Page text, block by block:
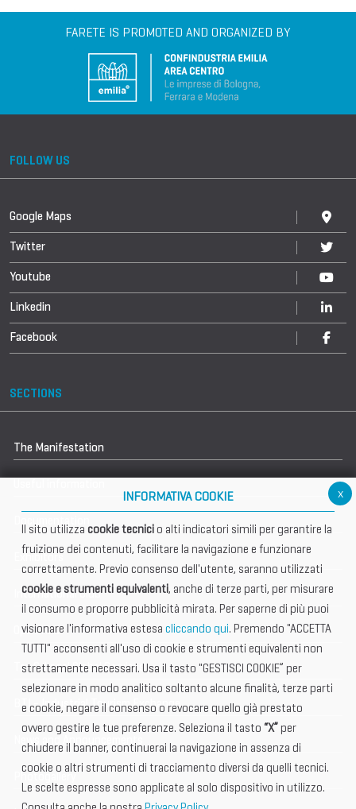
FARETE IS PROMOTED AND ORGANIZED BY
FOLLOW US
Google Maps
Twitter
Youtube
Linkedin
Facebook
SECTIONS
The Manifestation
Exhibitors
International Club
Open Hub
Tax & Legal Global Services
BTI - Industrial Tourism Exchange
News and Announcements
Photogallery
x
INFORMATIVA COOKIE
Il sito utilizza cookie tecnicio alti indicatori simili per garantire la
fruizione dei contenuti, facilitare la navigazione e funzionare
correttamente. Previo consenso dell'utente, saranno utilizzati
cookie e strumenti equivalenti, anche di terze parti, per misurare
il consumo e proporre pubblicità mirata. Per saperne di più puoi
visionare l'informativa estesa cliccando qui. Premendo "ACCETTA
TUTTI" acconsenti all'uso di cookie e strumenti equivalenti non
strettamente necessari. Usa il tasto "GESTISCI COOKIE” per
selezionare in modo analitico soltanto alcune finalità, terze parti
e cookie, negare il consenso o revocare quello già prestato
ovvero gestire le tue preferenze. Seleziona il tasto “X” per
chiudere il banner, continuerai la navigazione in assenza di
cookie o altri strumenti di tracciamento diversi da quelli tecnici.
Le scelte espresse sono applicate al solo dispositivo in utilizzo.